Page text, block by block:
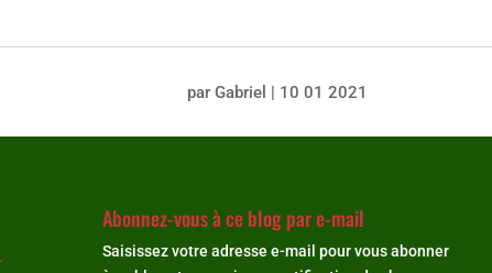
par Gabriel 10 01 2021
Abonnez-vous à ce blog par e-mail
Saisissez votre adresse e-mail pour vous abonner